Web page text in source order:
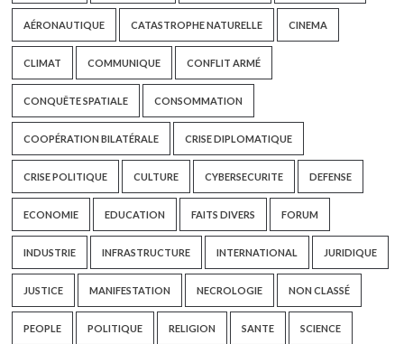
AÉRONAUTIQUE CATASTROPHE NATURELLE CINEMA
CLIMAT COMMUNIQUE CONFLIT ARMÉ
CONQUÊTE SPATIALE CONSOMMATION
COOPÉRATION BILATÉRALE CRISE DIPLOMATIQUE
CRISE POLITIQUE CULTURE CYBERSECURITE DEFENSE
ECONOMIE EDUCATION FAITS DIVERS FORUM
INDUSTRIE INFRASTRUCTURE INTERNATIONAL JURIDIQUE
JUSTICE MANIFESTATION NECROLOGIE NON CLASSÉ
PEOPLE POLITIQUE RELIGION SANTE SCIENCE